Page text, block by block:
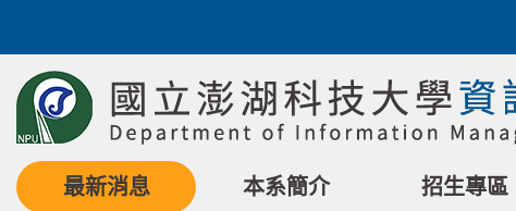
最新消息 本系簡介 招生專區